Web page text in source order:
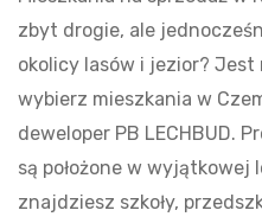
zbyt drogie, ale
okolicy lasów i jezior? Jest
wybierz mieszkania w
deweloper PB LECHBUD.
są położone w wyjątkowej
znajdziesz szkoły,